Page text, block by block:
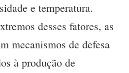
e temperatura.
desses fatores, as
mecanismos de defesa
à produção de